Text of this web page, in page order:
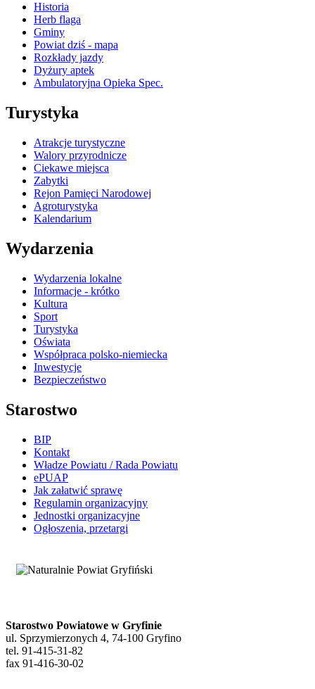
Historia
Herb flaga
Gminy
Powiat dziś - mapa
Rozkłady jazdy
Dyżury aptek
Ambulatoryjna Opieka Spec.
Turystyka
Atrakcje turystyczne
Walory przyrodnicze
Ciekawe miejsca
Zabytki
Rejon Pamięci Narodowej
Agroturystyka
Kalendarium
Wydarzenia
Wydarzenia lokalne
Informacje - krótko
Kultura
Sport
Turystyka
Oświata
Współpraca polsko-niemiecka
Inwestycje
Bezpieczeństwo
Starostwo
BIP
Kontakt
Władze Powiatu / Rada Powiatu
ePUAP
Jak załatwić sprawę
Regulamin organizacyjny
Jednostki organizacyjne
Ogłoszenia, przetargi
Starostwo Powiatowe w Gryfinie
ul. Sprzymierzonych 4, 74-100 Gryfino
tel. 91-415-31-82
fax 91-416-30-02